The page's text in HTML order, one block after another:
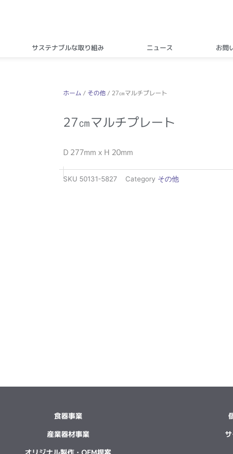
サステナブルな取り組み ニュース お問
ホーム / その他 / 27㎝マルチプレート
27㎝マルチプレート
D 277mm x H 20mm
SKU 50131-5827 Category その他
食器事業
産業器材事業
オリジナル製作・OEM提案